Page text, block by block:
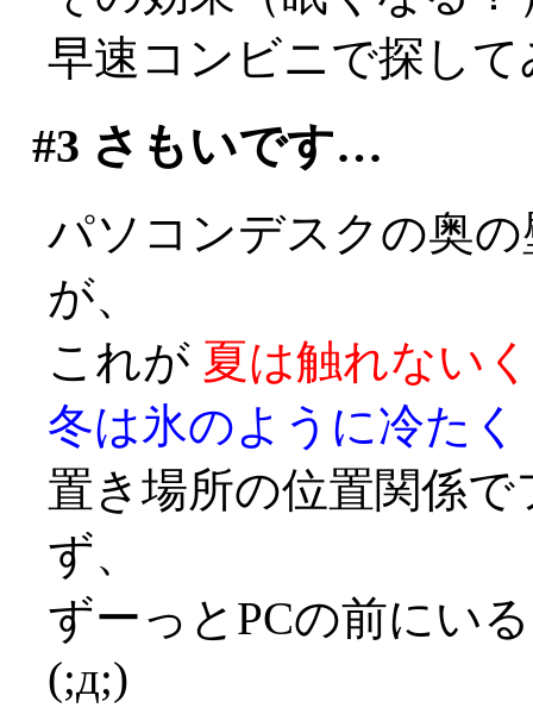
早速コンビニで探し
#3 さもいです…
パソコンデスクの奥
が、
これが 夏は触れない
冬は氷のように冷たく
置き場所の位置関係
ず、
ずーっとPCの前にい
(;д;)